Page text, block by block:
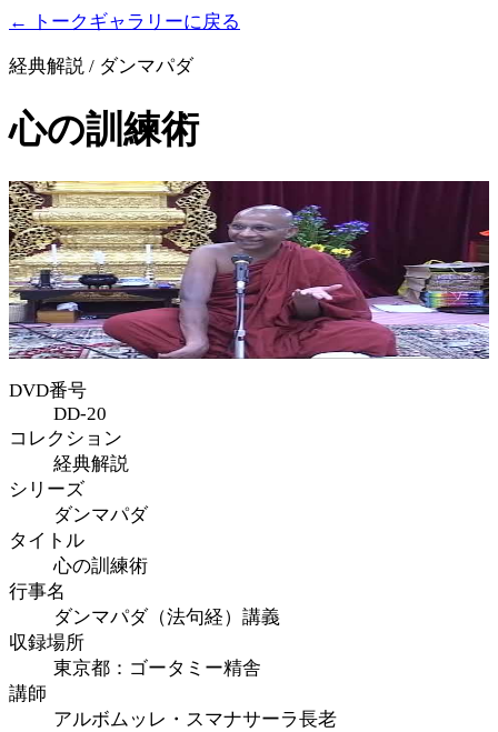
← トークギャラリーに戻る
経典解説 / ダンマパダ
心の訓練術
DVD番号
DD-20
コレクション
経典解説
シリーズ
ダンマパダ
タイトル
心の訓練術
行事名
ダンマパダ（法句経）講義
収録場所
東京都：ゴータミー精舎
講師
アルボムッレ・スマナサーラ長老